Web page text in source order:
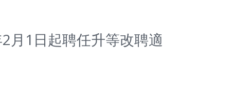
月1日起聘任升等改聘適